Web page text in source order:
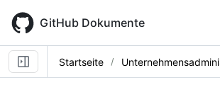
main
content
GitHub Dokumente
Startseite